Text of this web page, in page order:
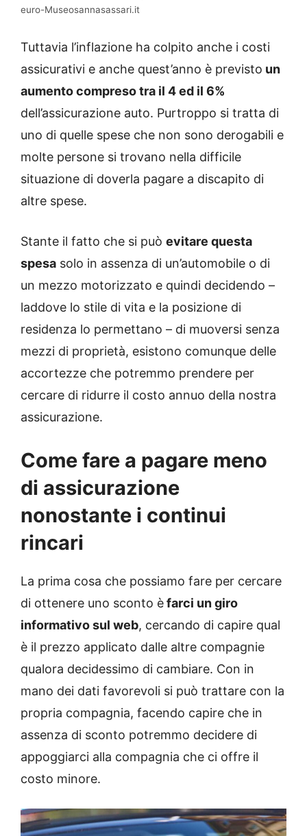
euro-Museosannasassari.it
Tuttavia l’inflazione ha colpito anche i costi
assicurativi e anche quest’anno è previsto un
aumento compreso tra il 4 ed il 6%
dell’assicurazione auto. Purtroppo si tratta di
uno di quelle spese che non sono derogabili e
molte persone si trovano nella difficile
situazione di doverla pagare a discapito di
altre spese.
Stante il fatto che si può evitare questa
spesa solo in assenza di un’automobile o di
un mezzo motorizzato e quindi decidendo –
laddove lo stile di vita e la posizione di
residenza lo permettano – di muoversi senza
mezzi di proprietà, esistono comunque delle
accortezze che potremmo prendere per
cercare di ridurre il costo annuo della nostra
assicurazione.
Come fare a pagare meno
di assicurazione
nonostante i continui
rincari
La prima cosa che possiamo fare per cercare
di ottenere uno sconto èfarci un giro
informativo sul web, cercando di capire qual
è il prezzo applicato dalle altre compagnie
qualora decidessimo di cambiare. Con in
mano dei dati favorevoli si può trattare con la
propria compagnia, facendo capire che in
assenza di sconto potremmo decidere di
appoggiarci alla compagnia che ci offre il
costo minore.